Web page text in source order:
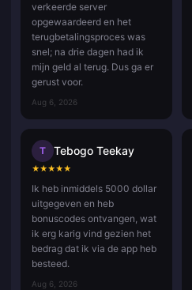
verkeerde server
opgewaardeerd en het
terugbetalingsproces was
snel; na drie dagen had ik
mijn geld al terug. Dus ga er
gerust voor.
Aug 6, 2026
T Tebogo Teekay
★★★★★
Ik heb inmiddels 5000 dollar
uitgegeven en heb
bonuscodes ontvangen, wat
ik erg karig vind gezien het
bedrag dat ik via de app heb
besteed.
Aug 6, 2026